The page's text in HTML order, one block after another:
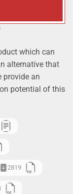
which can
alternative that
provide an
potential of this
2819